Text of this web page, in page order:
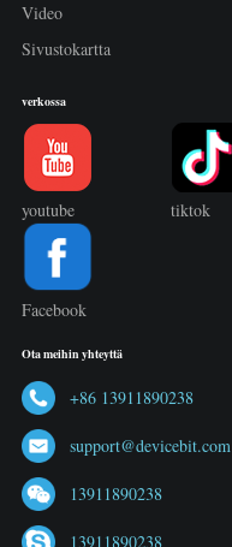
Video
Sivustokartta
verkossa
youtube tiktok
Facebook
Ota meihin yhteyttä
+86 13911890238
support@devicebit.com
13911890238
13911890238